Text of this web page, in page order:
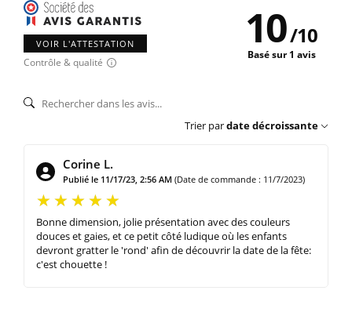
VOIR L'ATTESTATION
Contrôle & qualité
10/10
Basé sur 1 avis
Trier pardate décroissante
Corine L.
Publié le 11/17/23, 2:56 AM (Date de commande : 11/7/2023)
Bonne dimension, jolie présentation avec des couleurs
douces et gaies, et ce petit côté ludique où les enfants
devront gratter le 'rond' afin de découvrir la date de la fête:
c'est chouette !